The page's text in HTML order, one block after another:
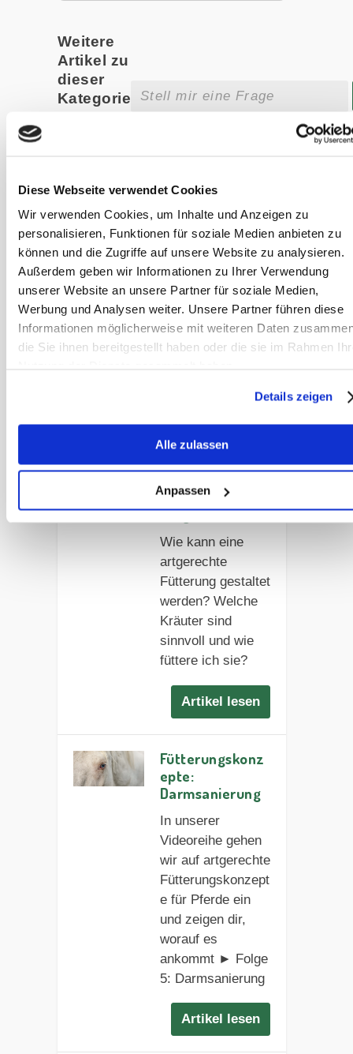
Diese Webseite verwendet Cookies
Wir verwenden Cookies, um Inhalte und Anzeigen zu
personalisieren, Funktionen für soziale Medien anbieten zu
können und die Zugriffe auf unsere Website zu analysieren.
Außerdem geben wir Informationen zu Ihrer Verwendung
unserer Website an unsere Partner für soziale Medien,
Werbung und Analysen weiter. Unsere Partner führen diese
Informationen möglicherweise mit weiteren Daten
die Sie ihnen bereitgestellt haben oder die sie im Rahmen
Details zeigen
Alle zulassen
Anpassen
Weitere
Artikel zu
dieser
Kategorie
Alle Informationen
Rund um
organisches und
anorganisches
Selen für Pferde
► Erfahre jetzt
mehr im
SANOANIMAL
Artikel lesen
Fütterungskonz
sonstiges im
Trog
Wie kann eine
artgerechte
Fütterung gestaltet
werden? Welche
Kräuter sind
sinnvoll und wie
füttere ich sie?
Artikel lesen
Fütterungskonz
epte:
Darmsanierung
In unserer
Videoreihe gehen
wir auf artgerechte
Fütterungskonzept
e für Pferde ein
und zeigen dir,
worauf es
ankommt ► Folge
5: Darmsanierung
Artikel lesen